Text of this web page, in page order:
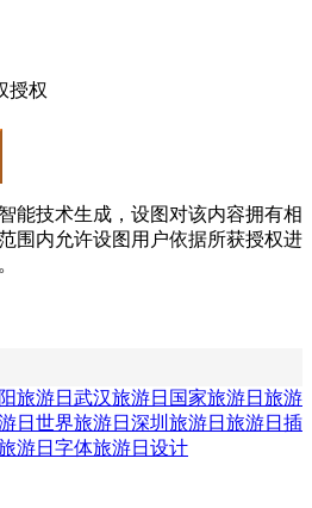
授权
能技术生成，设图对该内容拥有相
围内允许设图用户依据所获授权进
旅游日 武汉旅游日 国家旅游日 旅游
日 世界旅游日 深圳旅游日 旅游日插
游日字体旅游日设计